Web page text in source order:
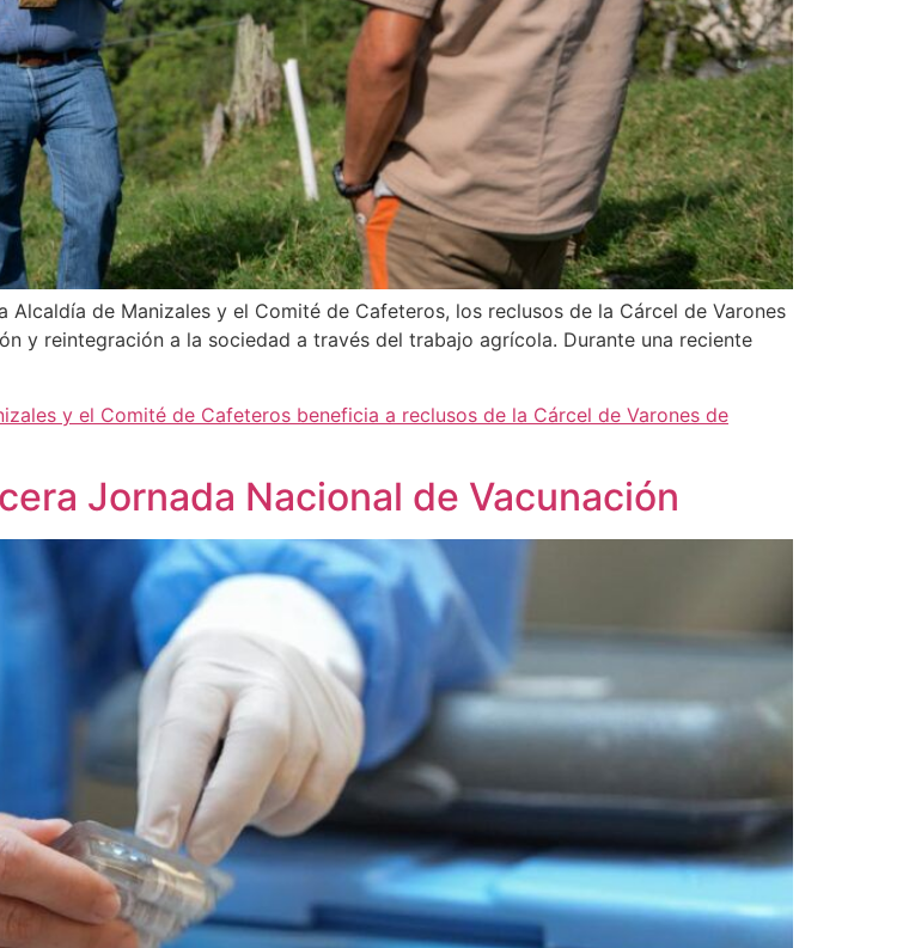
de Manizales y el Comité de Cafeteros, los reclusos de la Cárcel de Varones
y reintegración a la sociedad a través del trabajo agrícola. Durante una reciente
y el Comité de Cafeteros beneficia a reclusos de la Cárcel de Varones de
Jornada Nacional de Vacunación